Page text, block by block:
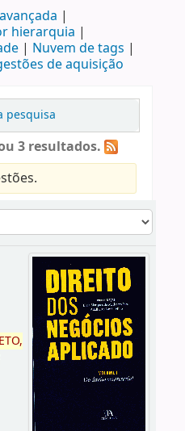
hierarquia
Nuvem de tags
de aquisição
pesquisa
3 resultados.